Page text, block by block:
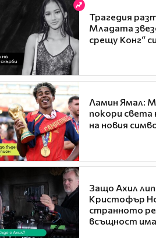
Трагедия
Младата
срещу Конг“
Ламин Ямал:
покори света
на новия
Защо Ахил
Кристофър
странното
всъщност има